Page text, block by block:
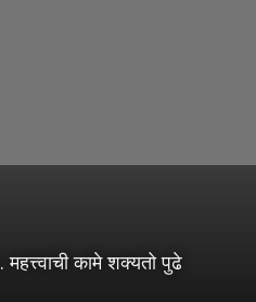
महत्त्वाची कामे शक्यतो पुढे